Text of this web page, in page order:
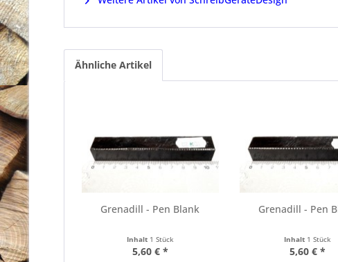
Ähnliche Artikel
Grenadill - Pen Blank
Inhalt 1 Stück
5,60 € *
Grenadill - Pen
Inhalt 1 Stück
5,60 € *